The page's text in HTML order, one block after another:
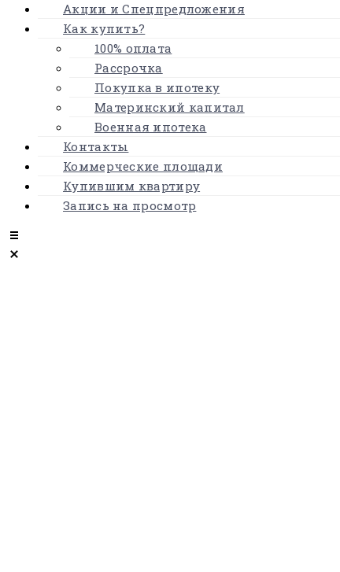
Акции и Спецпредложения
Как купить?
100% оплата
Рассрочка
Покупка в ипотеку
Материнский капитал
Военная ипотека
Контакты
Коммерческие площади
Купившим квартиру
Запись на просмотр